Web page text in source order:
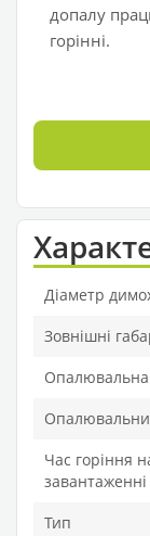
допалу
горінні.
Діаметр
Зовнішні
Час горіння
завантаженні
Тип